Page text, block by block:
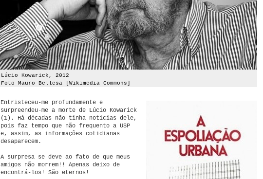
Lúcio Kowarick, 2012
Foto Mauro Bellesa [Wikimedia Commons]
Entristeceu-me profundamente e
surpreendeu-me a morte de Lúcio Kowarick
(1). Há décadas não tinha notícias dele,
pois faz tempo que não frequento a USP
e, assim, as informações cotidianas
desaparecem.
A surpresa se deve ao fato de que meus
amigos não morrem!! Apenas deixo de
encontrá-los! São eternos!